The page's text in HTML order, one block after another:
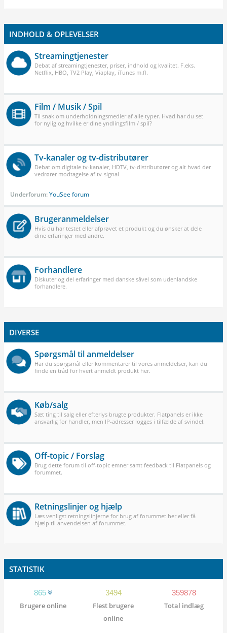
INDHOLD & OPLEVELSER
Streamingtjenester
Debat af streamingtjenester, priser, indhold og kvalitet. F.eks.
Netflix, HBO, TV2 Play, Viaplay, iTunes m.fl.
Film / Musik / Spil
Til snak om underholdningsmedier af alle typer. Hvad har du set
for nylig og hvilke er dine yndlingsfilm / spil?
Tv-kanaler og tv-distributører
Debat om digitale tv-kanaler, HDTV, tv-distributører og alt hvad der
vedrører modtagelse af tv-signal
Underforum:YouSee forum
Brugeranmeldelser
Hvis du har testet eller afprøvet et produkt og du ønsker at dele
dine erfaringer med andre.
Forhandlere
Diskuter og del erfaringer med danske såvel som udenlandske
forhandlere.
DIVERSE
Spørgsmål til anmeldelser
Har du spørgsmål eller kommentarer til vores anmeldelser, kan du
finde en tråd for hvert anmeldt produkt her.
Køb/salg
Sæt ting til salg eller efterlys brugte produkter. Flatpanels er ikke
ansvarlig for handler, men IP-adresser logges i tilfælde af svindel.
Off-topic / Forslag
Brug dette forum til off-topic emner samt feedback til Flatpanels og
forummet.
Retningslinjer og hjælp
Læs venligst retningslinjerne for brug af forummet her eller få
hjælp til anvendelsen af forummet.
STATISTIK
865
Brugere online
3494
Flest brugere
online
359878
Total indlæg